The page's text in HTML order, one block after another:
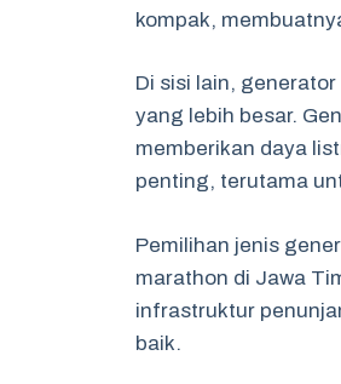
kompak,
Di sisi lain,
yang lebih besar.
memberikan daya
penting, terutama
Pemilihan jenis
marathon di Jawa
infrastruktur
baik.